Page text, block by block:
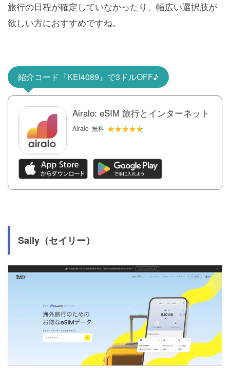
旅行の日程が確定していなかったり、幅広い選択肢が
欲しい方におすすめですね。
紹介コード『KEI4089』で3ドルOFF♪
Airalo: eSIM 旅行とインターネット
Airalo 無料 ★★★★★
★★★★★
Saily（セイリー）